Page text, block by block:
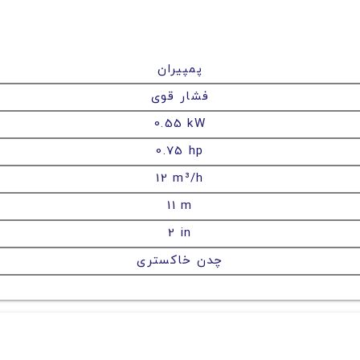
پمپیران
فشار قوی
0.55 kW
0.75 hp
12 m³/h
11 m
2 in
چدن خاکستری